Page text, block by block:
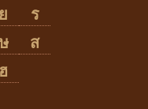
ย
ร
ส
ฮ